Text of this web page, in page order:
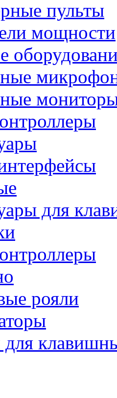
пульты
мощности
для
рояли
для